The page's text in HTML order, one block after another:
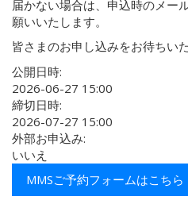
届かない場合は、申込時のメー
願いいたします。
皆さまのお申し込みをお待ちい
公開日時:
2026-06-27 15:00
締切日時:
2026-07-27 15:00
外部お申込み:
いいえ
MMSご予約フォームはこちら